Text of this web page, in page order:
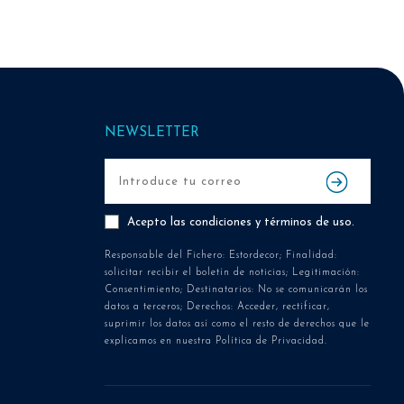
NEWSLETTER
Acepto las condiciones y términos de uso.
Responsable del Fichero: Estordecor; Finalidad:
solicitar recibir el boletín de noticias; Legitimación:
Consentimiento; Destinatarios: No se comunicarán los
datos a terceros; Derechos: Acceder, rectificar,
suprimir los datos así como el resto de derechos que le
explicamos en nuestra Política de Privacidad.